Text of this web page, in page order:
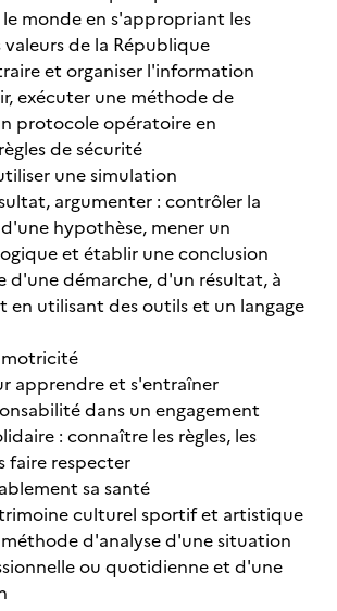
le monde en s'appropriant les
de la République
et organiser l'information
exécuter une méthode de
protocole opératoire en
de sécurité
une simulation
argumenter : contrôler la
hypothèse, mener un
et établir une conclusion
d'une démarche, d'un résultat, à
en utilisant des outils et un langage
apprendre et s'entraîner
dans un engagement
: connaître les règles, les
faire respecter
sa santé
culturel sportif et artistique
d'analyse d'une situation
ou quotidienne et d'une